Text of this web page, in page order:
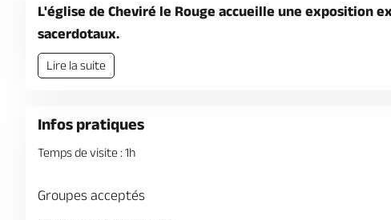
L'église de Cheviré le Rouge accueille une exposition
sacerdotaux.
Lire la suite
Infos pratiques
Temps de visite : 1h
Groupes acceptés